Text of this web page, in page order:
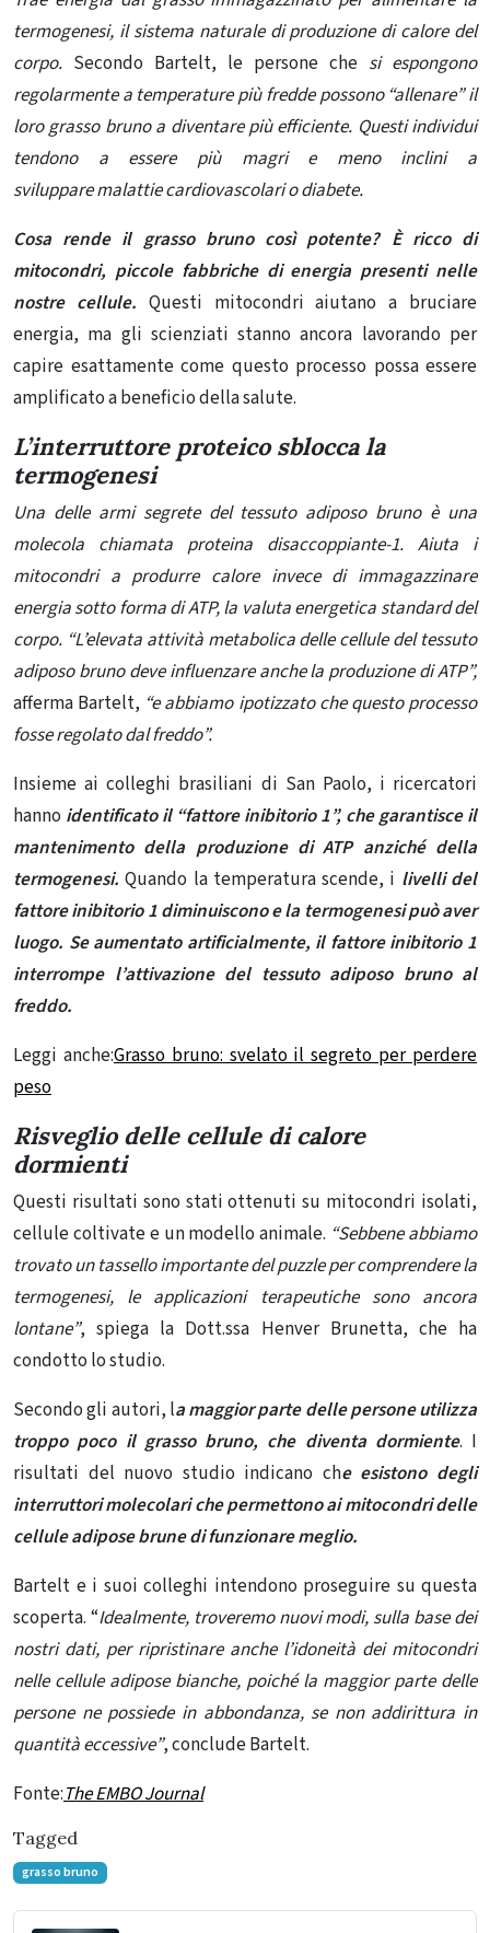
termogenesi, il sistema naturale di produzione di calore del
corpo. Secondo Bartelt, le persone che si espongono
regolarmente a temperature più fredde possono “allenare” il
loro grasso bruno a diventare più efficiente. Questi individui
tendono a essere più magri e meno inclini a
svilupparemalattie cardiovascolario diabete.
Cosa rende il grasso bruno così potente? È ricco di
mitocondri, piccole fabbriche di energia presenti nelle
nostre cellule. Questi mitocondri aiutano a bruciare
energia, ma gli scienziati stanno ancora lavorando per
capire esattamente come questo processo possa essere
amplificato a beneficio della salute.
L’interruttore proteico sblocca la
termogenesi
Una delle armi segrete del tessuto adiposo bruno è una
molecola chiamata proteina disaccoppiante-1. Aiuta i
mitocondri a produrre calore invece di immagazzinare
energia sotto forma di ATP, la valuta energetica standard del
corpo. “L’elevata attività metabolica delle cellule del tessuto
adiposo bruno deve influenzare anche la produzione di ATP”,
afferma Bartelt, “e abbiamo ipotizzato che questo processo
fosse regolato dal freddo”.
Insieme ai colleghi brasiliani di San Paolo, i ricercatori
hanno identificato il “fattore inibitorio 1”, che garantisce il
mantenimento della produzione di ATP anziché della
termogenesi. Quando la temperatura scende, i livelli del
fattore inibitorio 1 diminuiscono e la termogenesi può aver
luogo. Se aumentato artificialmente, il fattore inibitorio 1
interrompe l’attivazione del tessuto adiposo bruno al
freddo.
Leggi anche:Grasso bruno: svelato il segreto per perdere
peso
Risveglio delle cellule di calore
dormienti
Questi risultati sono stati ottenuti su mitocondri isolati,
cellule coltivate e un modello animale. “Sebbene abbiamo
trovato un tassello importante del puzzle per comprendere la
termogenesi, le applicazioni terapeutiche sono ancora
lontane”, spiega la Dott.ssa Henver Brunetta, che ha
condotto lo studio.
Secondo gli autori, la maggior parte delle persone utilizza
troppo poco il grasso bruno, che diventa dormiente. I
risultati del nuovo studio indicano che esistono degli
interruttori molecolari che permettono ai mitocondri delle
cellule adipose brune di funzionare meglio.
Bartelt e i suoi colleghi intendono proseguire su questa
scoperta. “Idealmente, troveremo nuovi modi, sulla base dei
nostri dati, per ripristinare anche l’idoneità dei mitocondri
nelle cellule adipose bianche, poiché la maggior parte delle
persone ne possiede in abbondanza, se non addirittura in
quantità eccessive”, conclude Bartelt.
Fonte:The EMBO Journal
Tagged
grasso bruno